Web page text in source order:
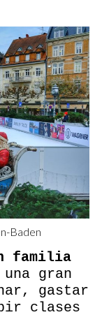
Baden
familia
gran
gastar
clases